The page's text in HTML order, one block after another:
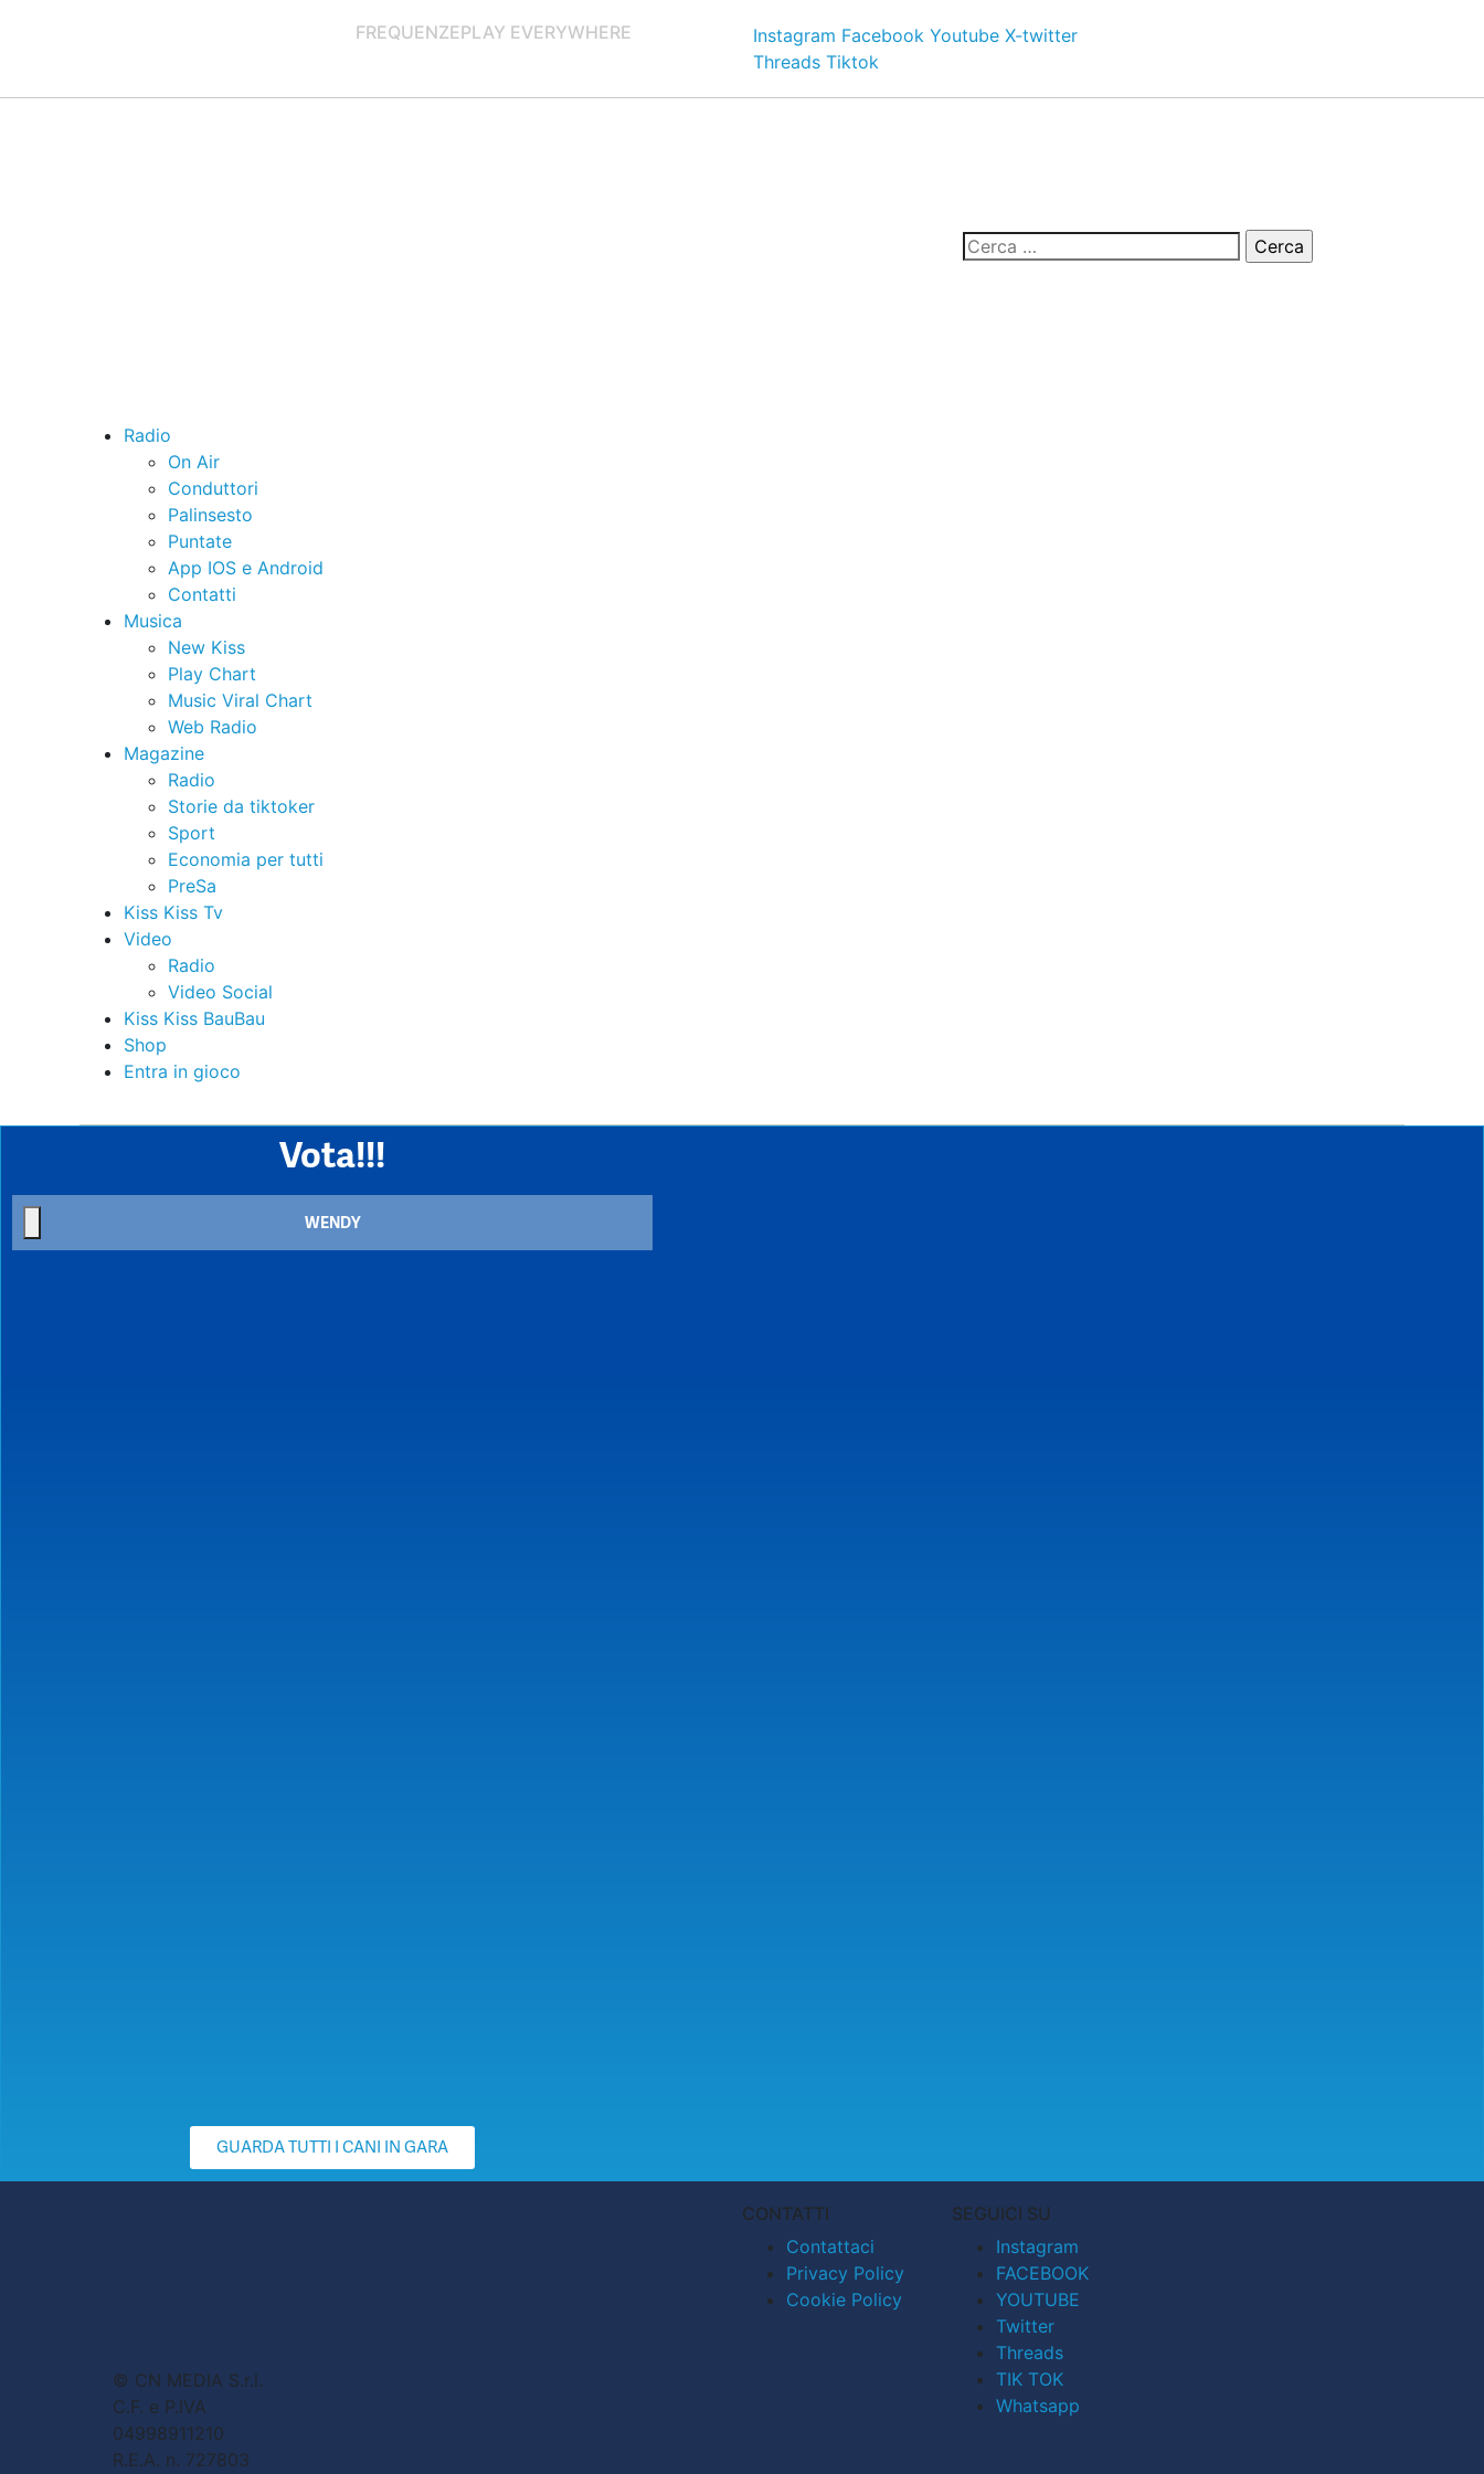
FREQUENZEPLAY EVERYWHERE Instagram Facebook Youtube X-twitter
Threads Tiktok
Radio
On Air
Conduttori
Palinsesto
Puntate
App IOS e Android
Contatti
Musica
New Kiss
Play Chart
Music Viral Chart
Web Radio
Magazine
Radio
Storie da tiktoker
Sport
Economia per tutti
PreSa
Kiss Kiss Tv
Video
Radio
Video Social
Kiss Kiss BauBau
Shop
Entra in gioco
Vota!!!
WENDY
GUARDA TUTTI I CANI IN GARA
© CN MEDIA S.r.l.
C.F. e P.IVA
04998911210
R.E.A. n. 727803
CONTATTI
Contattaci
Privacy Policy
Cookie Policy
SEGUICI SU
Instagram
FACEBOOK
YOUTUBE
Twitter
Threads
TIK TOK
Whatsapp